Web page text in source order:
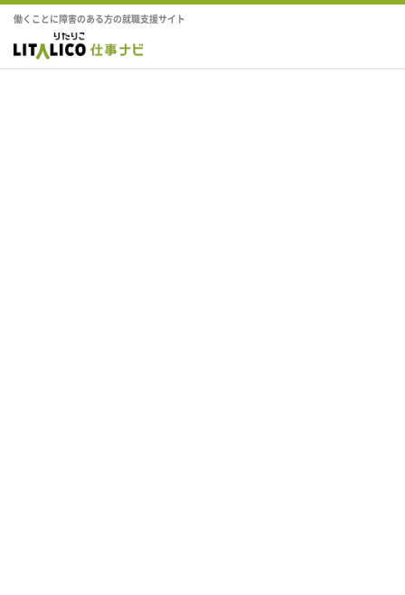
働くことに障害のある方の就職支援サイト